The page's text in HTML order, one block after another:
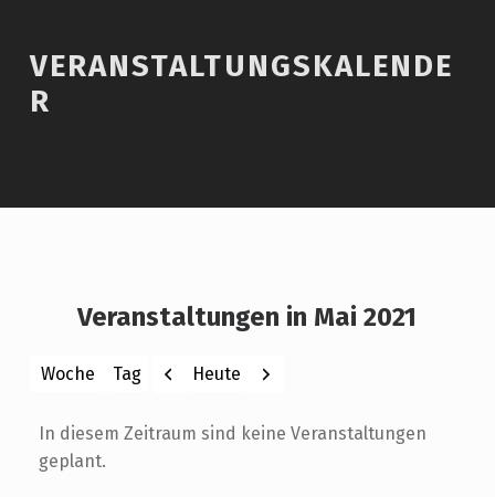
VERANSTALTUNGSKALENDE
R
Veranstaltungen in Mai 2021
Woche Tag
Monat
Jahr
Zurück
Heute Weiter
In diesem Zeitraum sind keine Veranstaltungen
geplant.